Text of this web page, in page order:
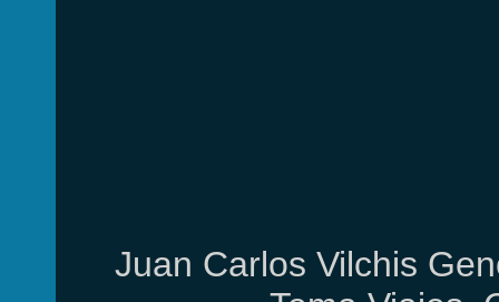
Juan Carlos Vilchis